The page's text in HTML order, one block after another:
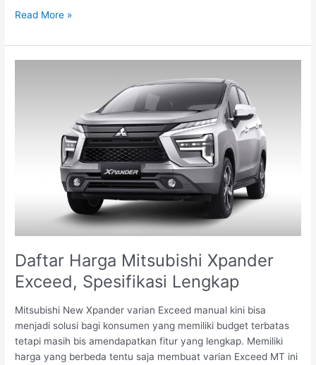
Read More »
Daftar Harga Mitsubishi Xpander
Exceed, Spesifikasi Lengkap
Mitsubishi New Xpander varian Exceed manual kini bisa
menjadi solusi bagi konsumen yang memiliki budget terbatas
tetapi masih bis amendapatkan fitur yang lengkap. Memiliki
harga yang berbeda tentu saja membuat varian Exceed MT ini
Spesifikasi